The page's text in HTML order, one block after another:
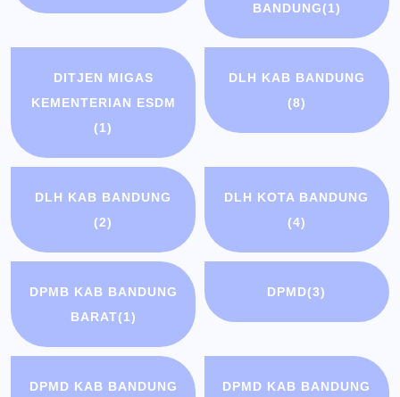
BANDUNG(1)
DITJEN MIGAS
KEMENTERIAN ESDM
(1)
DLH KAB BANDUNG
(8)
DLH KAB BANDUNG
(2)
DLH KOTA BANDUNG
(4)
DPMB KAB BANDUNG
BARAT(1)
DPMD(3)
DPMD KAB BANDUNG
DPMD KAB BANDUNG